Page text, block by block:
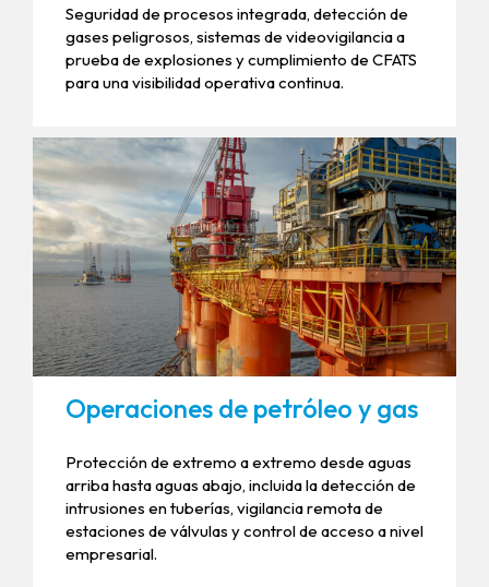
Seguridad de procesos integrada, detección de
gases peligrosos, sistemas de videovigilancia a
prueba de explosiones y cumplimiento de CFATS
para una visibilidad operativa continua.
Operaciones de petróleo y gas
Protección de extremo a extremo desde aguas
arriba hasta aguas abajo, incluida la detección de
intrusiones en tuberías, vigilancia remota de
estaciones de válvulas y control de acceso a nivel
empresarial.